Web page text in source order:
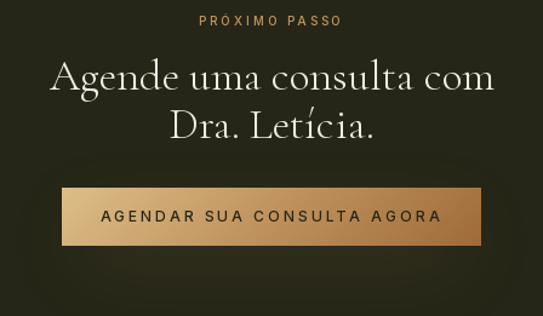
PRÓXIMO PASSO
Agende uma consulta com
Dra. Letícia.
AGENDAR SUA CONSULTA AGORA